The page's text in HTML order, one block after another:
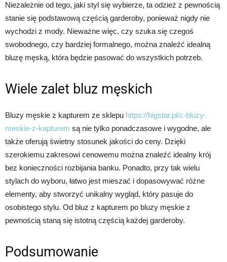
Niezależnie od tego, jaki styl się wybierze, ta odzież z pewnością
stanie się podstawową częścią garderoby, ponieważ nigdy nie
wychodzi z mody. Nieważne więc, czy szuka się czegoś
swobodnego, czy bardziej formalnego, można znaleźć idealną
bluzę męską, która będzie pasować do wszystkich potrzeb.
Wiele zalet bluz męskich
Bluzy męskie z kapturem ze sklepu https://bigstar.pl/c-bluzy-
meskie-z-kapturem są nie tylko ponadczasowe i wygodne, ale
także oferują świetny stosunek jakości do ceny. Dzięki
szerokiemu zakresowi cenowemu można znaleźć idealny krój
bez konieczności rozbijania banku. Ponadto, przy tak wielu
stylach do wyboru, łatwo jest mieszać i dopasowywać różne
elementy, aby stworzyć unikalny wygląd, który pasuje do
osobistego stylu. Od bluz z kapturem po bluzy męskie z
pewnością staną się istotną częścią każdej garderoby.
Podsumowanie